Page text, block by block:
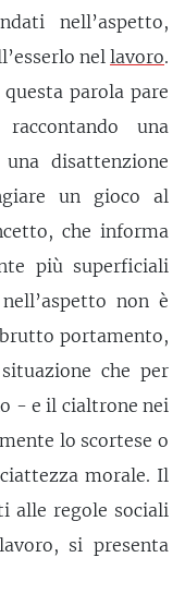
nell’aspetto,
nel lavoro.
parola pare
una
disattenzione
un gioco al
che informa
più superficiali
non è
portamento,
che per
- e il cialtrone nei
lo scortese o
morale. Il
alle regole sociali
si presenta